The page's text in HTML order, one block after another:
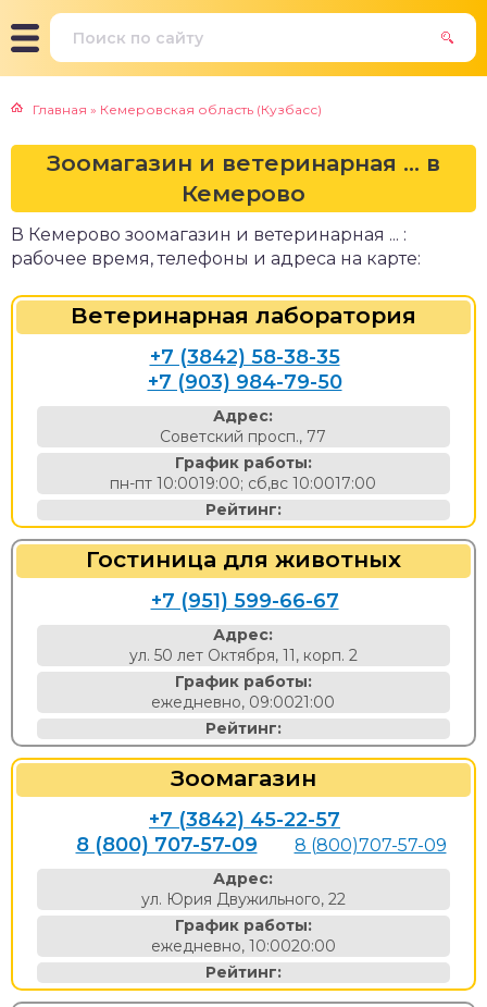
Главная » Кемеровская область (Кузбасс)
Зоомагазин и ветеринарная ... в
Кемерово
В Кемерово зоомагазин и ветеринарная ... :
рабочее время, телефоны и адреса на карте:
Ветеринарная лаборатория
+7 (3842) 58-38-35
+7 (903) 984-79-50
Адрес:
Советский просп., 77
График работы:
пн-пт 10:0019:00; сб,вс 10:0017:00
Рейтинг:
Гостиница для животных
+7 (951) 599-66-67
Адрес:
ул. 50 лет Октября, 11, корп. 2
График работы:
ежедневно, 09:0021:00
Рейтинг:
Зоомагазин
+7 (3842) 45-22-57
8 (800) 707-57-09
8 (800)707-57-09
Адрес:
ул. Юрия Двужильного, 22
График работы:
ежедневно, 10:0020:00
Рейтинг: